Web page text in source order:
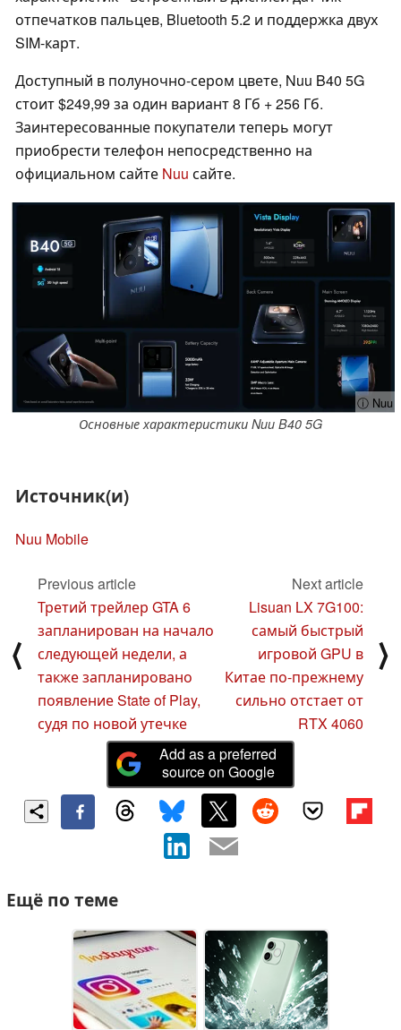
отпечатков пальцев, Bluetooth 5.2 и поддержка двух
SIM-карт.
Доступный в полуночно-сером цвете, Nuu B40 5G
стоит $249,99 за один вариант 8 Гб + 256 Гб.
Заинтересованные покупатели теперь могут
приобрести телефон непосредственно на
официальном сайте Nuu сайте.
ⓘ Nuu
Основные характеристики Nuu B40 5G
Источник(и)
Nuu Mobile
⟨
Previous article
Третий трейлер GTA 6
запланирован на начало
следующей недели, а
также запланировано
появление State of Play,
судя по новой утечке
Next article
Lisuan LX 7G100:
самый быстрый
игровой GPU в
Китае по-прежнему
сильно отстает от
RTX 4060
⟩
Add as a preferred
source on Google
Ещё по теме